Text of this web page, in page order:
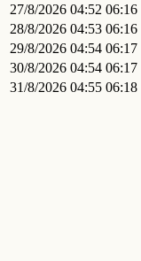
27/8/2026 04:52 06:16
28/8/2026 04:53 06:16
29/8/2026 04:54 06:17
30/8/2026 04:54 06:17
31/8/2026 04:55 06:18